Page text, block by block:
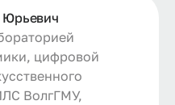
цифровой
ВолгГМУ,